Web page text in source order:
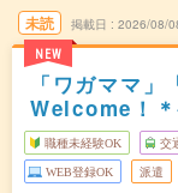
未読
NEW
掲載日 2026/08/
「ワガママ
Welcome！
職種未経験OK 交
WEB登録OK 派遣